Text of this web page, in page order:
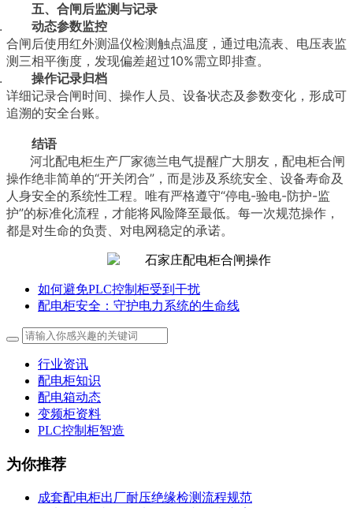
五、合闸后监测与记录
动态参数监控
合闸后使用红外测温仪检测触点温度，通过电流表、电压表监
测三相平衡度，发现偏差超过10%需立即排查。
操作记录归档
详细记录合闸时间、操作人员、设备状态及参数变化，形成可
追溯的安全台账。
结语
河北配电柜生产厂家德兰电气提醒广大朋友，配电柜合闸
操作绝非简单的“开关闭合”，而是涉及系统安全、设备寿命及
人身安全的系统性工程。唯有严格遵守“停电-验电-防护-监
护”的标准化流程，才能将风险降至最低。每一次规范操作，
都是对生命的负责、对电网稳定的承诺。
如何避免PLC控制柜受到干扰
配电柜安全：守护电力系统的生命线
行业资讯
配电柜知识
配电箱动态
变频柜资料
PLC控制柜智造
为你推荐
成套配电柜出厂耐压绝缘检测流程规范